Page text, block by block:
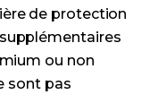
de protection
ou non
sont pas